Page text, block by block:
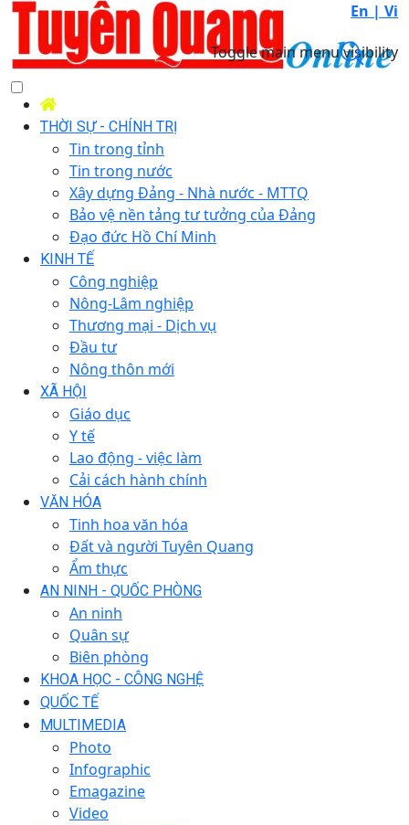
En | Vi
Toggle main menu visibility
THỜI SỰ - CHÍNH TRỊ
Tin trong tỉnh
Tin trong nước
Xây dựng Đảng - Nhà nước - MTTQ
Bảo vệ nền tảng tư tưởng của Đảng
Đạo đức Hồ Chí Minh
KINH TẾ
Công nghiệp
Nông-Lâm nghiệp
Thương mại - Dịch vụ
Đầu tư
Nông thôn mới
XÃ HỘI
Giáo dục
Y tế
Lao động - việc làm
Cải cách hành chính
VĂN HÓA
Tinh hoa văn hóa
Đất và người Tuyên Quang
Ẩm thực
AN NINH - QUỐC PHÒNG
An ninh
Quân sự
Biên phòng
KHOA HỌC - CÔNG NGHỆ
QUỐC TẾ
MULTIMEDIA
Photo
Infographic
Emagazine
Video